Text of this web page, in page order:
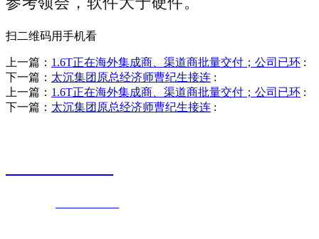
扫二维码用手机看
上一篇： 1.6T正在海外集成商、渠道商批量交付；公司已环 :
下一篇： 太沉集团原总经济师曹纪生接连 :
上一篇： 1.6T正在海外集成商、渠道商批量交付；公司已环 :
下一篇： 太沉集团原总经济师曹纪生接连 :